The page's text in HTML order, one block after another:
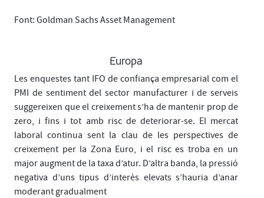
Font: Goldman Sachs Asset Management
Europa
Les enquestes tant IFO de confiança empresarial com el
PMI de sentiment del sector manufacturer i de serveis
suggereixen que el creixement s’ha de mantenir prop de
zero, i fins i tot amb risc de deteriorar-se. El mercat
laboral continua sent la clau de les perspectives de
creixement per la Zona Euro, i el risc es troba en un
major augment de la taxa d’atur. D’altra banda, la pressió
negativa d’uns tipus d’interès elevats s’hauria d’anar
moderant gradualment